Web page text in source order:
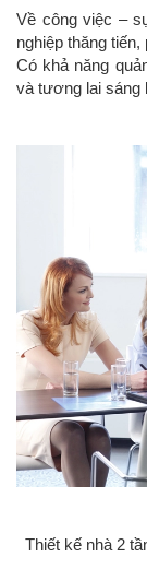
Về công việc –
nghiệp thăng
Có khả năng
và tương lai sáng
Thiết kế nhà 2